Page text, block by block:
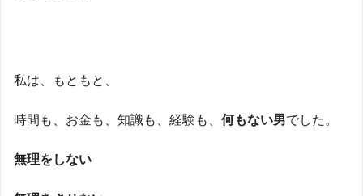
私は、もともと、
時間も、お金も、知識も、経験も、 何もない男でした。
無理をしない